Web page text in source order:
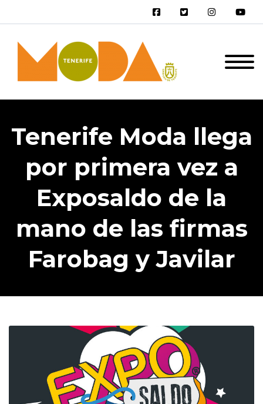
Tenerife Moda llega
por primera vez a
Exposaldo de la
mano de las firmas
Farobag y Javilar